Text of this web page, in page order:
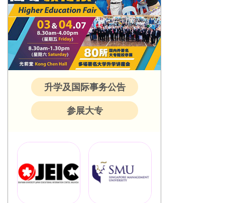
升学及国际事务公告
参展大专